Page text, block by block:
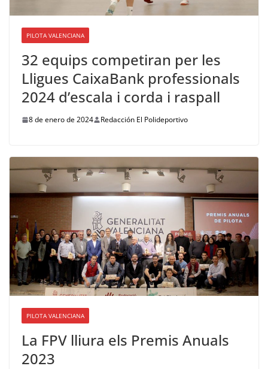
PILOTA VALENCIANA
32 equips competiran per les
Lligues CaixaBank professionals
2024 d’escala i corda i raspall
8 de enero de 2024 Redacción El Polideportivo
PILOTA VALENCIANA
La FPV lliura els Premis Anuals
2023